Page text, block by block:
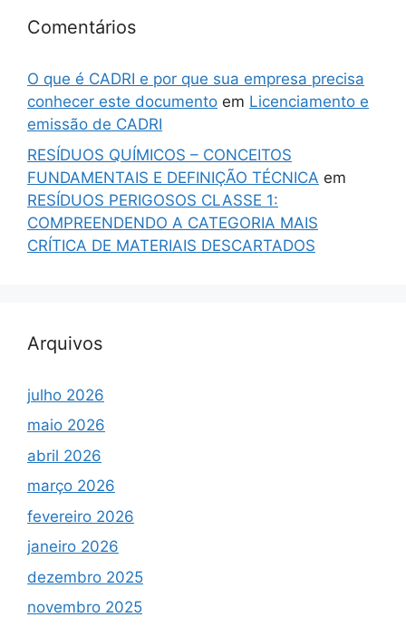
Comentários
O que é CADRI e por que sua empresa precisa
conhecer este documento em Licenciamento e
emissão de CADRI
RESÍDUOS QUÍMICOS – CONCEITOS
FUNDAMENTAIS E DEFINIÇÃO TÉCNICA em
RESÍDUOS PERIGOSOS CLASSE 1:
COMPREENDENDO A CATEGORIA MAIS
CRÍTICA DE MATERIAIS DESCARTADOS
Arquivos
julho 2026
maio 2026
abril 2026
março 2026
fevereiro 2026
janeiro 2026
dezembro 2025
novembro 2025